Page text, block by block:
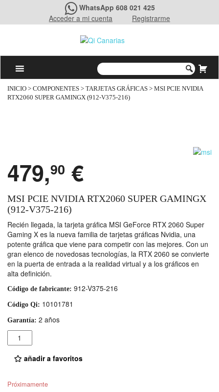
WhatsApp 608 021 425
Acceder a mi cuenta
Registrarme
INICIO > COMPONENTES > TARJETAS GRÁFICAS > MSI PCIE NVIDIA
RTX2060 SUPER GAMINGX (912-V375-216)
479,90 €
MSI PCIE NVIDIA RTX2060 SUPER GAMINGX
(912-V375-216)
Recién llegada, la tarjeta gráfica MSI GeForce RTX 2060 Super
Gaming X es la nueva familia de tarjetas gráficas Nvidia, una
potente gráfica que viene para competir con las mejores. Con un
gran elenco de novedosas tecnologías, la RTX 2060 se convierte
en la puerta de entrada a la realidad virtual y a los gráficos en
alta definición.
Código de fabricante: 912-V375-216
Código Qi: 10101781
Garantía: 2 años
Cantidad
añadir a favoritos
Próximamente